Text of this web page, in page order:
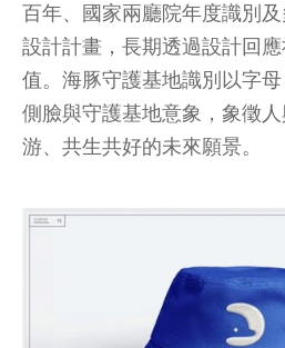
百年、國家兩廳院年度識別
設計計畫，長期透過設計回
值。海豚守護基地識別以字
側臉與守護基地意象，象徵
游、共生共好的未來願景。